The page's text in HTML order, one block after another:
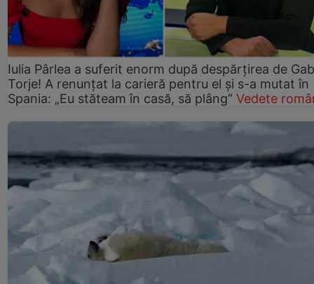
Iulia Pârlea a suferit enorm după despărțirea de
Torje! A renunțat la carieră pentru el și s-a mutat în
Spania: „Eu stăteam în casă, să plâng” Vedete